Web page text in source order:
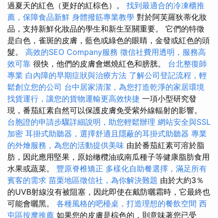
過夏天的紅色（更好的紅棕色）。 找到最適合的冷凍櫃推
薦，保障食品新鮮 身體撥筋專業教學 對於阿芙羅狄蒂化妝
品，支持新鮮化妝品的學生和新生至關重要。 它們的特徵
是白色，雀斑的皮膚，藍色或綠色的眼睛，金發或紅色的頭
髮。 高效的SEO Company服務 徵信社費用透明，服務高
效可靠 很快，他們的皮膚會燃燒紅色和膀胱。 台北整復師
專業 白內障的早期症狀與治療方法 了解公司登記流程，輕
鬆創立您的公司 台中居家清潔，為您打造乾淨的家居環境
找貨運行，讓您的貨物運輸更高效快捷 一項小型研究發
現，番茄紅素自然可以保護皮膚免受紫外線輻射的影響。
台胞證的申請步驟詳細說明，助您輕鬆辦理 網站安全與SSL
加密 耳掛式助聽器，選擇舒適且隱蔽的耳掛式助聽器 專業
的外燴服務，為您的活動提供美味 由於番茄紅素可溶於脂
肪，因此應用堅果，原始橄欖油或南瓜種子等健康脂肪食用
水果或蔬菜。 豐原脊椎矯正 多樣化自助餐選擇，滿足所有
賓客的需求 苗栗地區徵信社，為你解決難題 由於大約3％
的UVB射線沒有被阻塞，因此即使在戴防曬霜時，它最終也
可能會曬黑。 各種風格的吧檯桌，打造理想的餐飲空間 西
屯區按摩推薦 如果您的皮膚是棕色的，則意味著您已受